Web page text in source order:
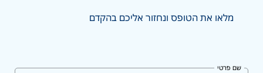
מלאו את הטופס ונחזור אליכם בהקדם
שם פרטי